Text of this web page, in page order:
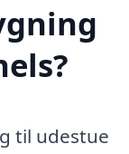
til udestue